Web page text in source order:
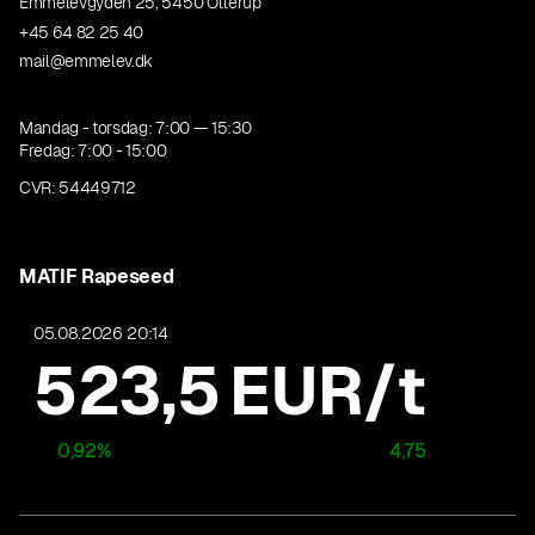
+45 64 82 25 40
mail@emmelev.dk
Mandag - torsdag: 7:00 — 15:30
Fredag: 7:00 - 15:00
CVR: 54449712
MATIF Rapeseed
523,5 EUR/t
0,92% 4,75
05.08.2026 20:14